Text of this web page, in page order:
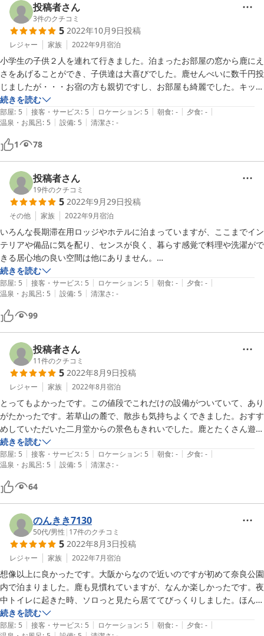
バスタオル、フェイスタオルが一枚ずつ。髪の毛を拭いてびしょびしょ
になるのでフェイスタオルは翌朝の洗顔用にもう一枚ほしかったけど、
洗濯機があるので洗濯、浴室乾燥で乾かし次の日も新しいタオルが使え
たので良かったです。
洗面所、歯みがきのコップが一つしかなかったので、台所にあるカップ
を一つ持ってきました。
宿に到着前に駅で翌朝のご飯を購入、夜ご飯は早めに歩いて街に戻り居
酒屋へ。帰りはタクシーで宿に戻りました。タクシー料金、JR奈良駅か
らは1600円くらい、近鉄奈良駅からは1300円くらいでした。
立地、室内、対応、全てに大大大満足です。今度は連泊で利用させてい
ただきたいと思います。
投稿者さん
3件のクチコミ
5 2022年10月9日投稿
レジャー 家族 2022年9月宿泊
小学生の子供２人を連れて行きました。泊まったお部屋の窓から鹿にえ
さをあげることができ、子供達は大喜びでした。鹿せんべいに数千円投
じましたが・・・お宿の方も親切ですし、お部屋も綺麗でした。キッチ
ンや冷蔵庫、調理機器等も置いてあり便利でした。お宿近くに土産物屋
はありますが16時を過ぎると全て閉まってしまいます。食料を買って
から行ったほうがよいです。若草山の入口まで徒歩１分。朝は子供達と
東大寺まで歩いて散歩をしたり満喫しました。是非また泊まりに行きた
いです。ありがとうございました。
続きを読む
部屋: 5 | 接客・サービス: 5 | ロケーション: 5 | 朝食: - | 夕食: - |
温泉・お風呂: 5 | 設備: 5 | 清潔さ: -
1 78
投稿者さん
19件のクチコミ
5 2022年9月29日投稿
その他 家族 2022年9月宿泊
いろんな長期滞在用ロッジやホテルに泊まっていますが、ここまでイン
テリアや備品に気を配り、センスが良く、暮らす感覚で料理や洗濯がで
きる居心地の良い空間は他にありません。
お風呂も、掃除が行き届いていたので、ゆったりと浸かってみました。
大満足！
春日山原始林がすぐそばなので、毎朝、日の出と共に散歩に出かけるの
が至福の時間。若草山の入り口も、ロッジ前の階段を上がってすぐなの
で行きやすい。
朝早く、若草山の麓を歩いていたら、掃除をされていた「春日野」の若
女将さんがお声をかけてくださり、開店時間より早めにお土産も買えま
した。店内は奥が広く、種類が多い。
ロッジは、４部屋とも間取りやインテリアが違うようなので、２回目も
楽しめそう。
案内をしてくださった長髪のスタッフさんの対応も、とても丁寧。
今回は奥の部屋で、庭に鹿が遊びに来てくれたので独占でき、ここなら
ではの贈り物のようでした！
続きを読む
部屋: 5 | 接客・サービス: 5 | ロケーション: 5 | 朝食: - | 夕食: - |
温泉・お風呂: 5 | 設備: 5 | 清潔さ: -
99
投稿者さん
11件のクチコミ
5 2022年8月9日投稿
レジャー 家族 2022年8月宿泊
とってもよかったです。この値段でこれだけの設備がついていて、あり
がたかったです。若草山の麓で、散歩も気持ちよくできました。おすす
めしていただいた二月堂からの景色もきれいでした。鹿とたくさん遊べ
ました。ロッジの方も、駐車場を貸してくださる商店の方も親切でし
た。またぜひ行きたいです。
続きを読む
部屋: 5 | 接客・サービス: 5 | ロケーション: 5 | 朝食: - | 夕食: - |
温泉・お風呂: 5 | 設備: 5 | 清潔さ: -
64
のんきき7130
50代/男性 | 17件のクチコミ
5 2022年8月3日投稿
レジャー 家族 2022年7月宿泊
想像以上に良かったです。大阪からなので近いのですが初めて奈良公園
内で泊まりました。鹿も見慣れていますが、なんか楽しかったです。夜
中トイレに起きた時、ソロっと見たら居ててびっくりしました。ほんと
可愛らしかったです。オーナーさんも親切で「大阪からなら御存知かと
思いますが」と言いつつ色々教えていただきました。ありがとうござい
続きを読む
部屋: 5 | 接客・サービス: 5 | ロケーション: 5 | 朝食: - | 夕食: - |